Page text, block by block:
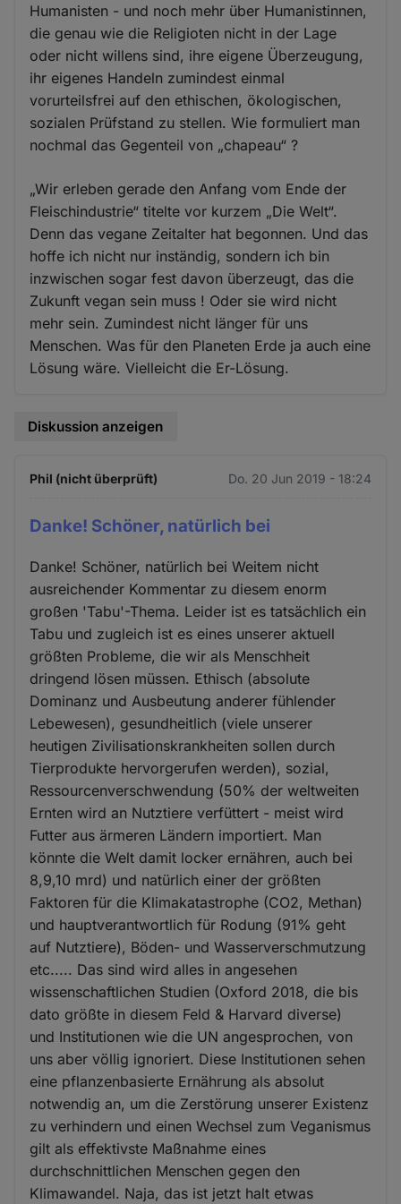
Humanisten - und noch mehr über Humanistinnen,
die genau wie die Religioten nicht in der Lage
oder nicht willens sind, ihre eigene Überzeugung,
ihr eigenes Handeln zumindest einmal
vorurteilsfrei auf den ethischen, ökologischen,
sozialen Prüfstand zu stellen. Wie formuliert man
nochmal das Gegenteil von „chapeau“ ?
„Wir erleben gerade den Anfang vom Ende der
Fleischindustrie“ titelte vor kurzem „Die Welt“.
Denn das vegane Zeitalter hat begonnen. Und das
hoffe ich nicht nur inständig, sondern ich bin
inzwischen sogar fest davon überzeugt, das die
Zukunft vegan sein muss ! Oder sie wird nicht
mehr sein. Zumindest nicht länger für uns
Menschen. Was für den Planeten Erde ja auch eine
Lösung wäre. Vielleicht die Er-Lösung.
Diskussion anzeigen
Phil (nicht überprüft) Do. 20 Jun 2019 - 18:24
Danke! Schöner, natürlich bei
Danke! Schöner, natürlich bei Weitem nicht
ausreichender Kommentar zu diesem enorm
großen 'Tabu'-Thema. Leider ist es tatsächlich ein
Tabu und zugleich ist es eines unserer aktuell
größten Probleme, die wir als Menschheit
dringend lösen müssen. Ethisch (absolute
Dominanz und Ausbeutung anderer fühlender
Lebewesen), gesundheitlich (viele unserer
heutigen Zivilisationskrankheiten sollen durch
Tierprodukte hervorgerufen werden), sozial,
Ressourcenverschwendung (50% der weltweiten
Ernten wird an Nutztiere verfüttert - meist wird
Futter aus ärmeren Ländern importiert. Man
könnte die Welt damit locker ernähren, auch bei
8,9,10 mrd) und natürlich einer der größten
Faktoren für die Klimakatastrophe (CO2, Methan)
und hauptverantwortlich für Rodung (91% geht
auf Nutztiere), Böden- und Wasserverschmutzung
etc..... Das sind wird alles in angesehen
wissenschaftlichen Studien (Oxford 2018, die bis
dato größte in diesem Feld & Harvard diverse)
und Institutionen wie die UN angesprochen, von
uns aber völlig ignoriert. Diese Institutionen sehen
eine pflanzenbasierte Ernährung als absolut
notwendig an, um die Zerstörung unserer Existenz
zu verhindern und einen Wechsel zum Veganismus
gilt als effektivste Maßnahme eines
durchschnittlichen Menschen gegen den
Klimawandel. Naja, das ist jetzt halt etwas